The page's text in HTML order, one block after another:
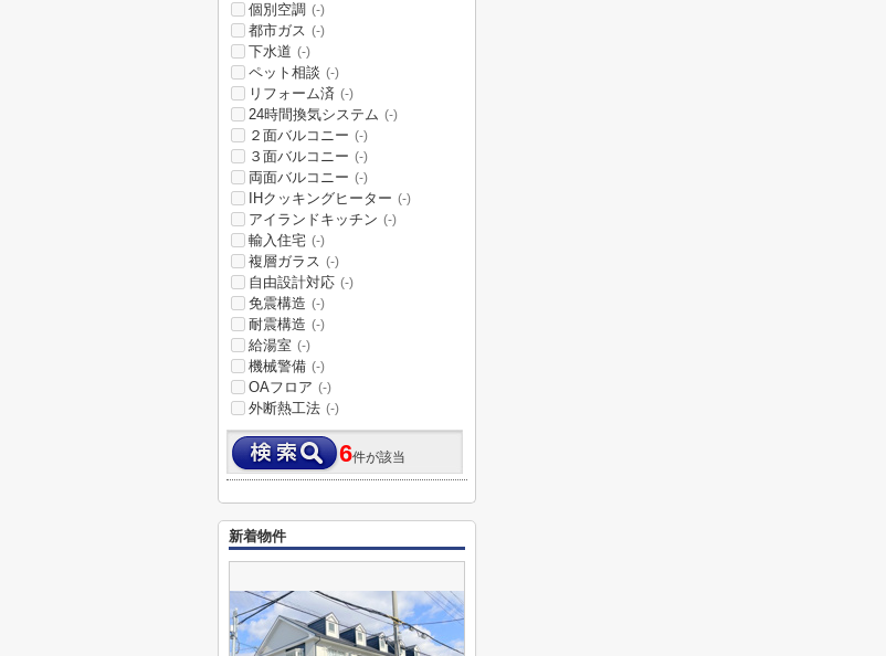
個別空調 (-)
都市ガス (-)
下水道 (-)
ペット相談 (-)
リフォーム済 (-)
24時間換気システム (-)
２面バルコニー (-)
３面バルコニー (-)
両面バルコニー (-)
IHクッキングヒーター (-)
アイランドキッチン (-)
輸入住宅 (-)
複層ガラス (-)
自由設計対応 (-)
免震構造 (-)
耐震構造 (-)
給湯室 (-)
機械警備 (-)
OAフロア (-)
外断熱工法 (-)
6件が該当
新着物件